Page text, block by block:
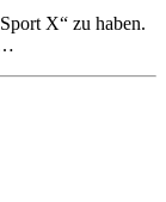
X“ zu haben.